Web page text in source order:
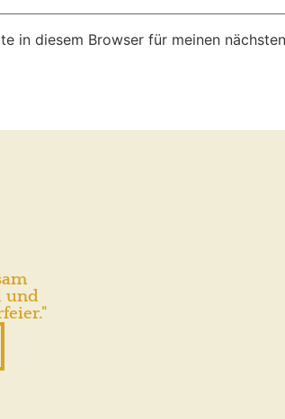
in diesem Browser für meinen
und